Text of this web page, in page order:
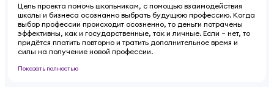
Цель проекта помочь школьникам, с помощью взаимодействия
школы и бизнеса осознанно выбрать будущюю профессию. Когда
выбор профессии происходит осозненно, то деньги потрачены
эффективны, как и государственные, так и личные. Если – нет, то
придётся платить повторно и тратить дополнительное время и
силы на получение новой профессии.
Показать полностью